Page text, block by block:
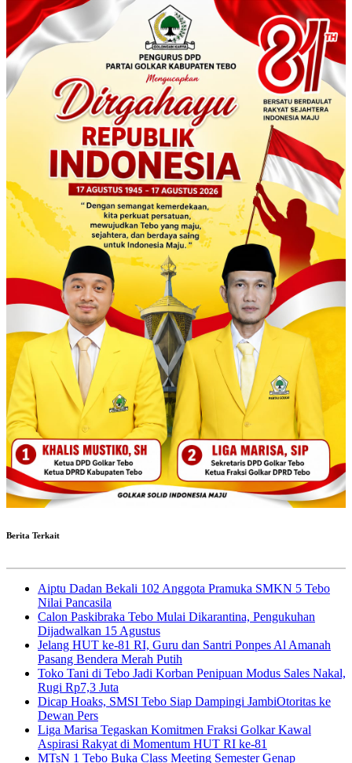
Berita Terkait
Aiptu Dadan Bekali 102 Anggota Pramuka SMKN 5 Tebo
Nilai Pancasila
Calon Paskibraka Tebo Mulai Dikarantina, Pengukuhan
Dijadwalkan 15 Agustus
Jelang HUT ke-81 RI, Guru dan Santri Ponpes Al Amanah
Pasang Bendera Merah Putih
Toko Tani di Tebo Jadi Korban Penipuan Modus Sales Nakal,
Rugi Rp7,3 Juta
Dicap Hoaks, SMSI Tebo Siap Dampingi JambiOtoritas ke
Dewan Pers
Liga Marisa Tegaskan Komitmen Fraksi Golkar Kawal
Aspirasi Rakyat di Momentum HUT RI ke-81
MTsN 1 Tebo Buka Class Meeting Semester Genap